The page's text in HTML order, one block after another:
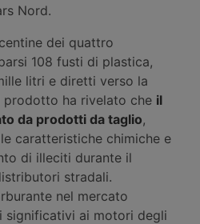
Nord.
dei quattro
108 fusti di plastica,
litri e diretti verso la
prodotto ha rivelato che il
da prodotti da taglio,
caratteristiche chimiche e
di illeciti durante il
stradali.
nel mercato
significativi ai motori degli